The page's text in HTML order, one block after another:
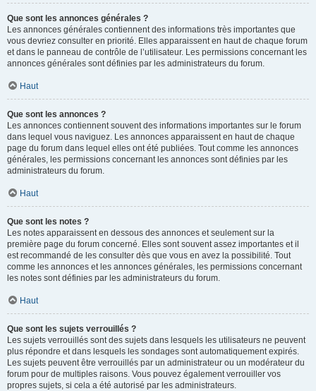
Que sont les annonces générales ?
Les annonces générales contiennent des informations très importantes que
vous devriez consulter en priorité. Elles apparaissent en haut de chaque forum
et dans le panneau de contrôle de l’utilisateur. Les permissions concernant les
annonces générales sont définies par les administrateurs du forum.
Haut
Que sont les annonces ?
Les annonces contiennent souvent des informations importantes sur le forum
dans lequel vous naviguez. Les annonces apparaissent en haut de chaque
page du forum dans lequel elles ont été publiées. Tout comme les annonces
générales, les permissions concernant les annonces sont définies par les
administrateurs du forum.
Haut
Que sont les notes ?
Les notes apparaissent en dessous des annonces et seulement sur la
première page du forum concerné. Elles sont souvent assez importantes et il
est recommandé de les consulter dès que vous en avez la possibilité. Tout
comme les annonces et les annonces générales, les permissions concernant
les notes sont définies par les administrateurs du forum.
Haut
Que sont les sujets verrouillés ?
Les sujets verrouillés sont des sujets dans lesquels les utilisateurs ne peuvent
plus répondre et dans lesquels les sondages sont automatiquement expirés.
Les sujets peuvent être verrouillés par un administrateur ou un modérateur du
forum pour de multiples raisons. Vous pouvez également verrouiller vos
propres sujets, si cela a été autorisé par les administrateurs.